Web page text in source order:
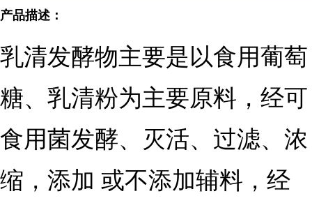
产品描述：
乳清发酵物主要是以食用葡萄
糖、乳清粉为主要原料，经可
食用菌发酵、灭活、过滤、浓
缩，添加 或不添加辅料，经